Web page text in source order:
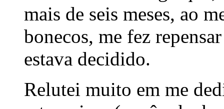
mais de seis meses, ao
bonecos, me fez
estava decidido.
Relutei muito em me